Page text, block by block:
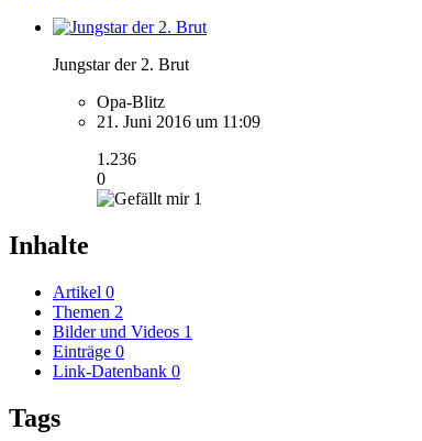
Jungstar der 2. Brut
Opa-Blitz
21. Juni 2016 um 11:09
1.236
0
1
Inhalte
Artikel 0
Themen 2
Bilder und Videos 1
Einträge 0
Link-Datenbank 0
Tags